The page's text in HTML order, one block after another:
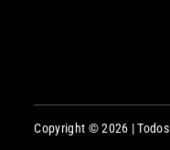
Copyright © 2026 |